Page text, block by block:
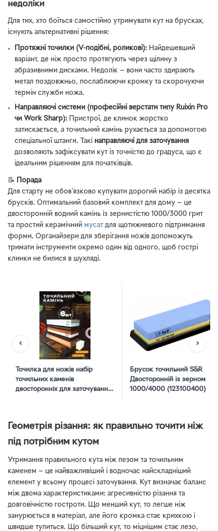
недоліки
Для тих, хто боїться самостійно утримувати кут на брусках,
існують альтернативні рішення:
Протяжні точилки (V-подібні, роликові): Найдешевший
варіант, де ніж просто протягують через щілину з
абразивними дисками. Недолік — вони часто здирають
метал поздовжньо, послаблюючи кромку та скорочуючи
термін служби ножа.
Направляючі системи (професійні верстати типу Ruixin Pro
чи Work Sharp): Пристрої, де клинок жорстко
затискається, а точильний камінь рухається за допомогою
спеціальної штанги. Такі направляючі для заточування
дозволяють зафіксувати кут із точністю до градуса, що є
ідеальним рішенням для початківців.
📝
Порада
Для старту не обов'язково купувати дорогий набір із десятка
брусків. Оптимальний базовий комплект для дому — це
двосторонній водний камінь із зернистістю 1000/3000 грит
та простий керамічний мусат для щотижневого підтримання
форми. Органайзери для зберігання ножів допоможуть
тримати інструменти окремо один від одного, щоб гострі
клинки не билися в шухляді.
‹
Точилка для ножів набір
точильних каменів
двосторонніх для заточування
2 шт градація 400/1000 і
3000/8000
Брусок точильний S&R
Двосторонній із зерном
1000/4000 (123100400)
›
Геометрія різання: як правильно точити ніж
під потрібним кутом
Утримання правильного кута між лезом та точильним
каменем — це найважливіший і водночас найскладніший
елемент у всьому процесі заточування. Кут визначає баланс
між двома характеристиками: агресивністю різання та
довговічністю гостроти. Що менший кут, то легше ніж
занурюється в матеріал, але його кромка стає крихкою і
швидше тупиться. Що більший кут, то міцнішим стає лезо,